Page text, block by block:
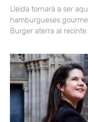
Lleida tornarà a ser
hamburgueses
Burger aterra al recinte